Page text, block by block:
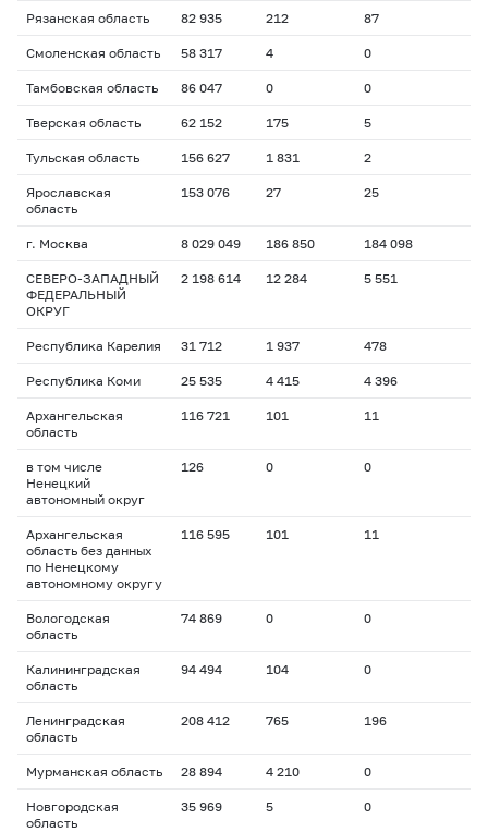
Рязанская область 82 935 212 87
Смоленская область 58 317 4 0
Тамбовская область 86 047 0 0
Тверская область 62 152 175 5
Тульская область 156 627 1 831 2
Ярославская
область
153 076 27 25
г. Москва 8 029 049 186 850 184 098
СЕВЕРО-ЗАПАДНЫЙ
ФЕДЕРАЛЬНЫЙ
ОКРУГ
2 198 614 12 284 5 551
Республика Карелия 31 712 1 937 478
Республика Коми 25 535 4 415 4 396
Архангельская
область
116 721 101 11
в том числе
Ненецкий
автономный округ
126 0 0
Архангельская
область без данных
по Ненецкому
автономному округу
116 595 101 11
Вологодская
область
74 869 0 0
Калининградская
область
94 494 104 0
Ленинградская
область
208 412 765 196
Мурманская область 28 894 4 210 0
Новгородская
область
35 969 5 0